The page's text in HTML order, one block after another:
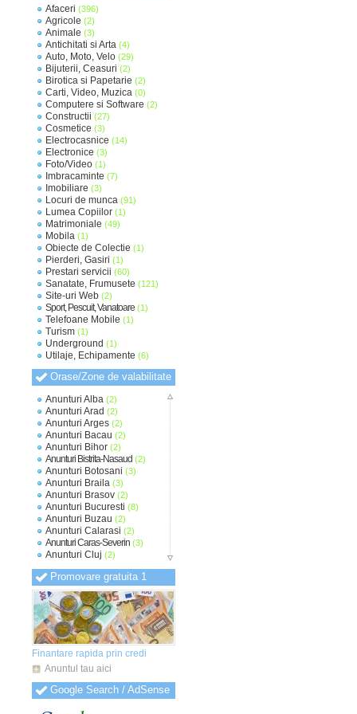
Afaceri (396)
Agricole (2)
Animale (3)
Antichitati si Arta (4)
Auto, Moto, Velo (29)
Bijuterii, Ceasuri (2)
Birotica si Papetarie (2)
Carti, Video, Muzica (0)
Computere si Software (2)
Constructii (27)
Cosmetice (3)
Electrocasnice (14)
Electronice (3)
Foto/Video (1)
Imbracaminte (7)
Imobiliare (3)
Locuri de munca (91)
Lumea Copiilor (1)
Matrimoniale (49)
Mobila (1)
Obiecte de Colectie (1)
Pierderi, Gasiri (1)
Prestari servicii (60)
Sanatate, Frumusete (121)
Site-uri Web (2)
Sport, Pescuit, Vanatoare (1)
Telefoane Mobile (1)
Turism (1)
Underground (1)
Utilaje, Echipamente (6)
Orase/Zone de valabilitate
Anunturi Alba (2)
Anunturi Arad (2)
Anunturi Arges (2)
Anunturi Bacau (2)
Anunturi Bihor (2)
Anunturi Bistrita-Nasaud (2)
Anunturi Botosani (3)
Anunturi Braila (3)
Anunturi Brasov (2)
Anunturi Bucuresti (8)
Anunturi Buzau (2)
Anunturi Calarasi (2)
Anunturi Caras-Severin (3)
Anunturi Cluj (2)
Anunturi Constanta
Anunturi Covasna(2)
Anunturi Dambovita(2)
Anunturi Dolj(2)
Anunturi Galati(2)
Anunturi Giurgiu(2)
Anunturi Gorj(2)
Anunturi Harghita (2)
Anunturi Hunedoara
Anunturi Ialomita
Anunturi Iasi(2)
Anunturi Ilfov(2)
Anunturi Maramures
Promovare gratuita 1
Finantare rapida prin credi
Anuntul tau aici
Google Search / AdSense